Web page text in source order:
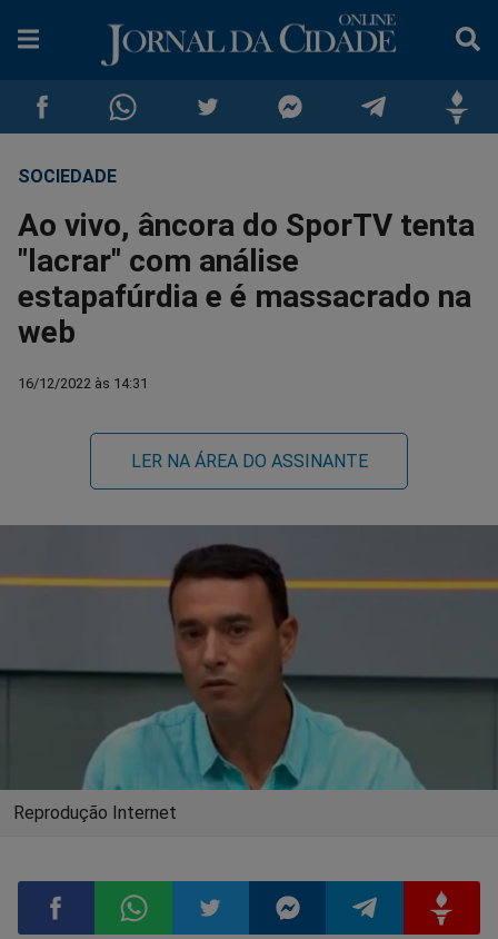
Compartilhar
no
Facebook
Compartilhar
no
Whatsapp
no
Twitter
no
Messenger
no
Telegram
no
Gettr
SOCIEDADE
Ao vivo, âncora do SporTV tenta
"lacrar" com análise
estapafúrdia e é massacrado na
web
16/12/2022 às 14:31
LER NA ÁREA DO ASSINANTE
Reprodução Internet